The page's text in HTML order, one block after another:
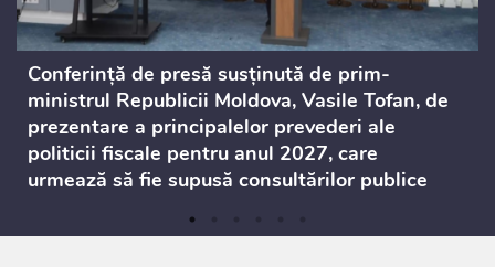
Conferință de presă susținută de prim-
ministrul Republicii Moldova, Vasile Tofan, de
prezentare a principalelor prevederi ale
politicii fiscale pentru anul 2027, care
urmează să fie supusă consultărilor publice